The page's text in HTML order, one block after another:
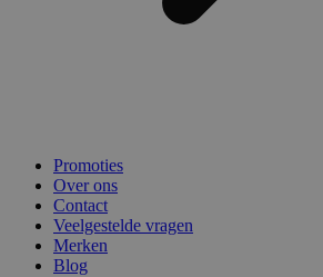
Promoties
Over ons
Contact
Veelgestelde vragen
Merken
Blog